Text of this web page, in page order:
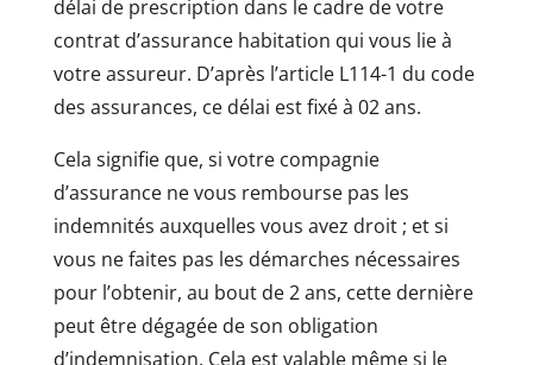
délai de prescription dans le cadre de votre
contrat d’assurance habitation qui vous lie à
votre assureur. D’après l’article L114-1 du code
des assurances, ce délai est fixé à 02 ans.
Cela signifie que, si votre compagnie
d’assurance ne vous rembourse pas les
indemnités auxquelles vous avez droit ; et si
vous ne faites pas les démarches nécessaires
pour l’obtenir, au bout de 2 ans, cette dernière
peut être dégagée de son obligation
d’indemnisation. Cela est valable même si le